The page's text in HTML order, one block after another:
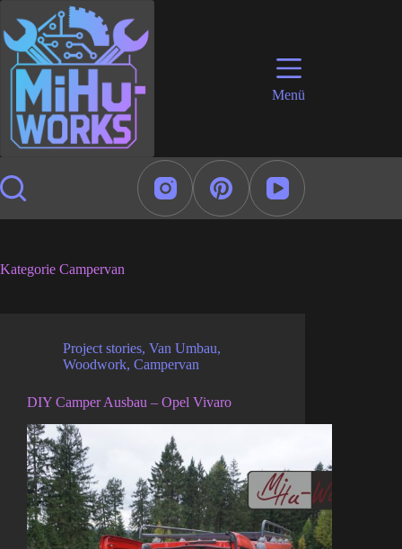
Inhalt
springen
Menü
Kategorie Campervan
Project stories, Van Umbau,
Woodwork, Campervan
DIY Camper Ausbau – Opel Vivaro